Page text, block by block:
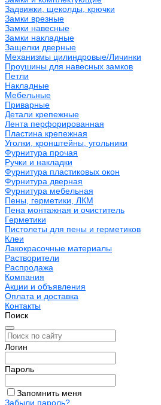
Задвижки, щеколды, крючки
Замки врезные
Замки навесные
Замки накладные
Защелки дверные
Механизмы цилиндровые/Личинки
Проушины для навесных замков
Петли
Накладные
Мебельные
Приварные
Детали крепежные
Лента перфорированная
Пластина крепежная
Уголки, кронштейны, угольники
Фурнитура прочая
Ручки и накладки
Фурнитура пластиковых окон
Фурнитура дверная
Фурнитура мебельная
Пены, герметики, ЛКМ
Пена монтажная и очиститель
Герметики
Пистолеты для пены и герметиков
Клеи
Лакокрасочные материалы
Растворители
Распродажа
Компания
Акции и объявления
Оплата и доставка
Контакты
Поиск
Логин
Пароль
Запомнить меня
Забыли пароль?